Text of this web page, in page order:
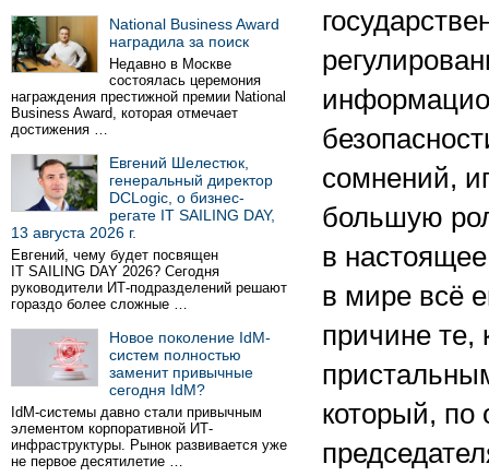
National Business Award
наградила за поиск
Недавно в Москве
состоялась церемония
награждения престижной премии National
Business Award, которая отмечает
достижения …
Евгений Шелестюк,
генеральный директор
DCLogic, о бизнес-
регате IT SAILING DAY,
13 августа 2026 г.
Евгений, чему будет посвящен
IT SAILING DAY 2026? Сегодня
руководители ИТ-подразделений решают
гораздо более сложные …
Новое поколение IdM-
систем полностью
заменит привычные
сегодня IdM?
IdM-системы давно стали привычным
элементом корпоративной ИТ-
инфраструктуры. Рынок развивается уже
не первое десятилетие …
сомнений,
большую
в
в мире всё
причине те,
который, по